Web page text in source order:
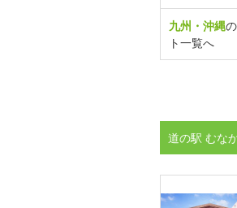
九州・沖縄
ト一覧へ
道の駅 むな